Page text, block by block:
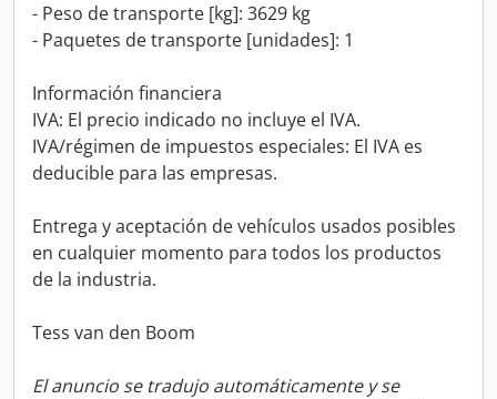
- Peso de transporte [kg]: 3629 kg
- Paquetes de transporte [unidades]: 1
Información financiera
IVA: El precio indicado no incluye el IVA.
IVA/régimen de impuestos especiales: El IVA es
deducible para las empresas.
Entrega y aceptación de vehículos usados posibles
en cualquier momento para todos los productos
de la industria.
Tess van den Boom
El anuncio se tradujo automáticamente y se